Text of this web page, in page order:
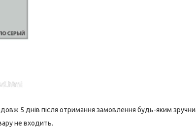
5 днів після отримання замовлення будь-яким
не входить.